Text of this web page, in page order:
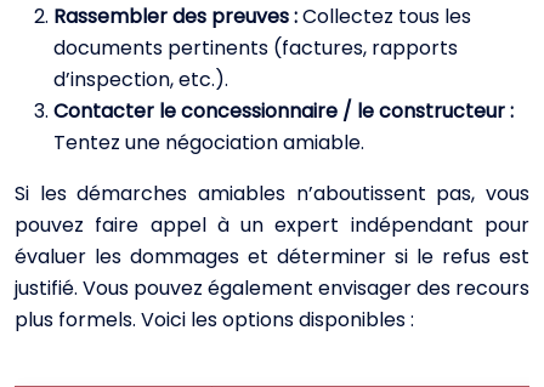
Rassembler des preuves :Collectez tous les
documents pertinents (factures, rapports
d’inspection, etc.).
Contacter le concessionnaire / le constructeur :
Tentez une négociation amiable.
Si les démarches amiables n’aboutissent pas, vous
pouvez faire appel à un expert indépendant pour
évaluer les dommages et déterminer si le refus est
justifié. Vous pouvez également envisager des recours
plus formels. Voici les options disponibles :